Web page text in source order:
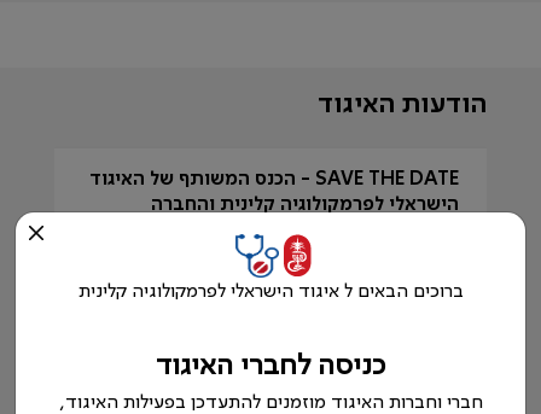
הודעות האיגוד
SAVE THE DATE - הכנס המשותף של האיגוד
הישראלי לפרמקולוגיה קלינית והחברה
הישראלית לניהול סיכונים ובטיחות הטיפול
צפיה בכל ההודעות >
ברוכים הבאים ל איגוד הישראלי לפרמקולוגיה קלינית
כניסה לחברי האיגוד
חברי וחברות האיגוד מוזמנים להתעדכן בפעילות האיגוד,